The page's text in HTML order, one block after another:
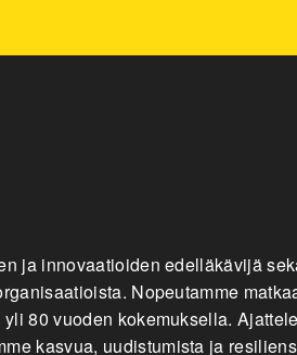
ja innovaatioiden edelläkävijä
Nopeutamme
80 vuoden kokemuksella.
kasvua, uudistumista ja